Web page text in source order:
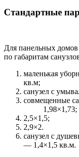
Стандартные
Для панельных домов
по габаритам
маленькая
кв.м;
санузел с
совмещенные
1,98×1,73;
2,5×1,5;
2,9×2.
санузел с
― 1,4×1,5 кв.м.